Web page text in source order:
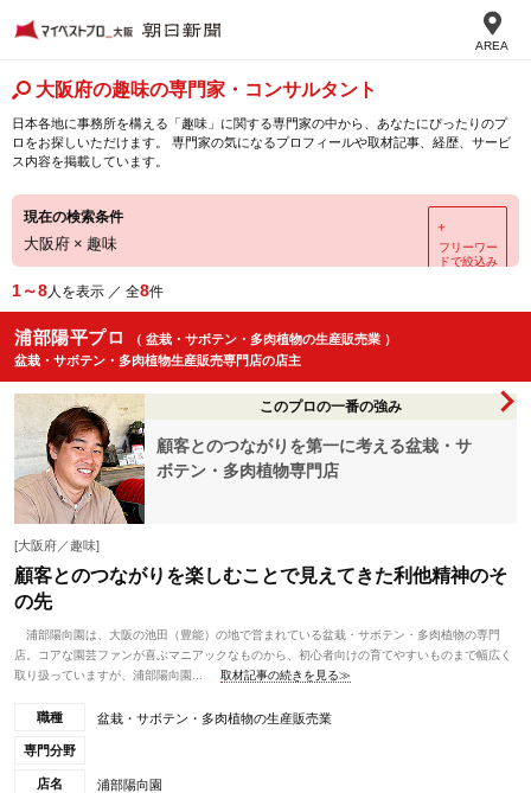
AREA
大阪府の趣味の専門家・コンサルタント
日本各地に事務所を構える「趣味」に関する専門家の中から、あなたにぴったりのプ
ロをお探しいただけます。 専門家の気になるプロフィールや取材記事、経歴、サービ
ス内容を掲載しています。
現在の検索条件
大阪府 × 趣味
＋
フリーワー
ドで絞込み
1～8人を表示 ／ 全8件
浦部陽平プロ
（ 盆栽・サボテン・多肉植物の生産販売業 ）
盆栽・サボテン・多肉植物生産販売専門店の店主
このプロの一番の強み
顧客とのつながりを第一に考える盆栽・サ
ボテン・多肉植物専門店
[大阪府／趣味]
顧客とのつながりを楽しむことで見えてきた利他精神のそ
の先
浦部陽向園は、大阪の池田（豊能）の地で営まれている盆栽・サボテン・多肉植物の専門
店。コアな園芸ファンが喜ぶマニアックなものから、初心者向けの育てやすいものまで幅広く
取り扱っていますが、浦部陽向園...
取材記事の続きを見る≫
職種 盆栽・サボテン・多肉植物の生産販売業
専門分野
店名 浦部陽向園